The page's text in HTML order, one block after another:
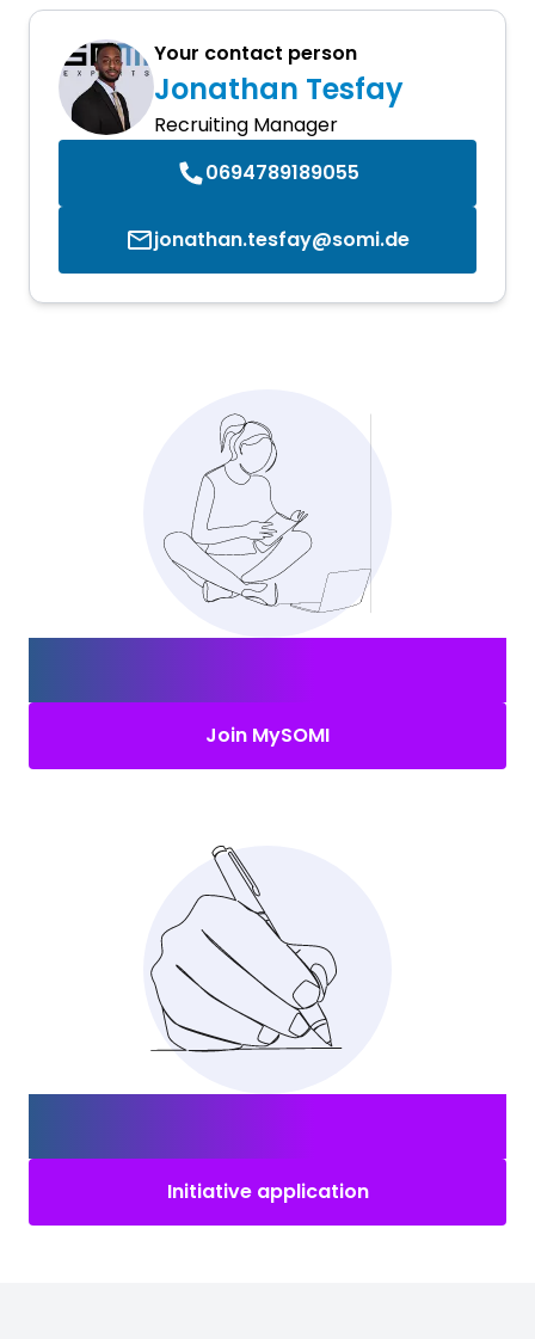
Your contact person
Jonathan Tesfay
Recruiting Manager
0694789189055
jonathan.tesfay@somi.de
Join MySOMI
Initiative application